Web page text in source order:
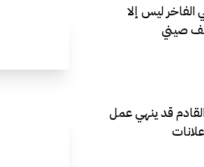
الفاخر ليس إلا
صيني
قد ينهي عمل